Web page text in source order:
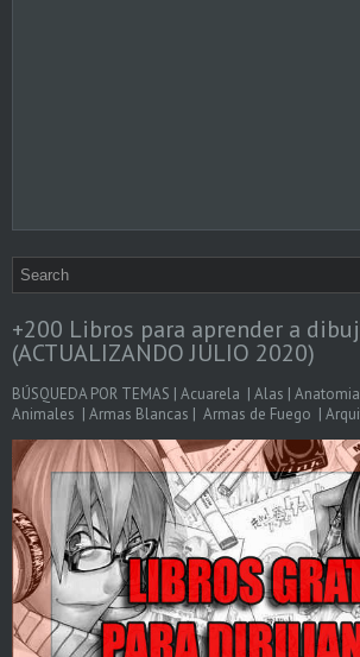
+200 Libros para aprender a
(ACTUALIZANDO JULIO 2020)
BÚSQUEDA POR TEMAS | Acuarela | Alas |
Animales | Armas Blancas | Armas de Fuego |